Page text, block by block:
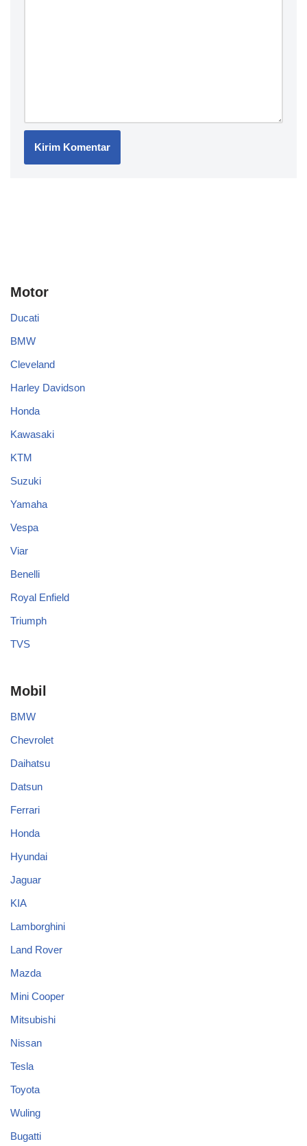
Motor
Ducati
BMW
Cleveland
Harley Davidson
Honda
Kawasaki
KTM
Suzuki
Yamaha
Vespa
Viar
Benelli
Royal Enfield
Triumph
TVS
Mobil
BMW
Chevrolet
Daihatsu
Datsun
Ferrari
Honda
Hyundai
Jaguar
KIA
Lamborghini
Land Rover
Mazda
Mini Cooper
Mitsubishi
Nissan
Tesla
Toyota
Wuling
Bugatti